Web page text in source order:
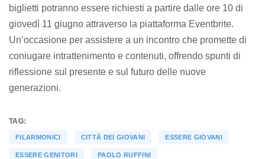
biglietti potranno essere richiesti a partire dalle ore 10 di
giovedì 11 giugno attraverso la piattaforma Eventbrite.
Un’occasione per assistere a un incontro che promette di
coniugare intrattenimento e contenuti, offrendo spunti di
riflessione sul presente e sul futuro delle nuove
generazioni.
TAG:
FILARMONICI CITTÀ DEI GIOVANI ESSERE GIOVANI
ESSERE GENITORI PAOLO RUFFINI